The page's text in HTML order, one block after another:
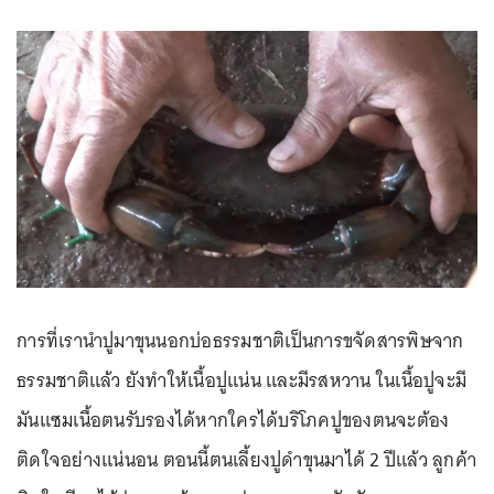
การที่เรานำปูมาขุนนอกบ่อธรรมชาติเป็นการขจัดสารพิษจาก
ธรรมชาติแล้ว ยังทำให้เนื้อปูแน่น และมีรสหวาน ในเนื้อปูจะมี
มันแซมเนื้อตนรับรองได้หากใครได้บริโภคปูของตนจะต้อง
ติดใจอย่างแน่นอน ตอนนี้ตนเลี้ยงปูดำขุนมาได้ 2 ปีแล้ว ลูกค้า